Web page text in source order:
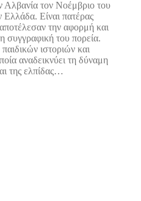
τον Νοέμβριο του
Ελλάδα. Είναι πατέρας
την αφορμή και
συγγραφική του πορεία.
ιστοριών και
αναδεικνύει τη δύναμη
της ελπίδας…